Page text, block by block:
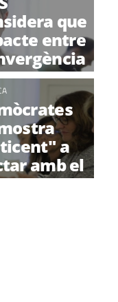
que
entre
el
a
amb el